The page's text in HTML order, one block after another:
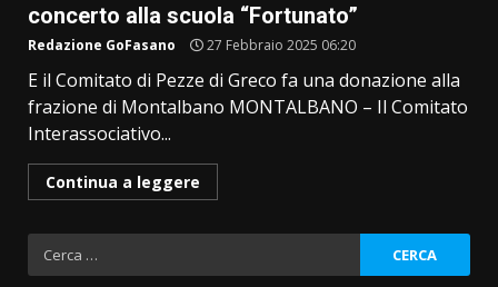
concerto alla scuola “Fortunato”
Redazione GoFasano 27 Febbraio 2025 06:20
E il Comitato di Pezze di Greco fa una donazione alla
frazione di Montalbano MONTALBANO – Il Comitato
Interassociativo...
Continua a leggere
Ricerca
per: